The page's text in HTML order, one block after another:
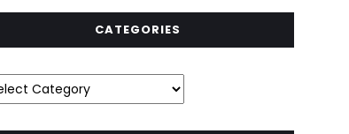
CATEGORIES